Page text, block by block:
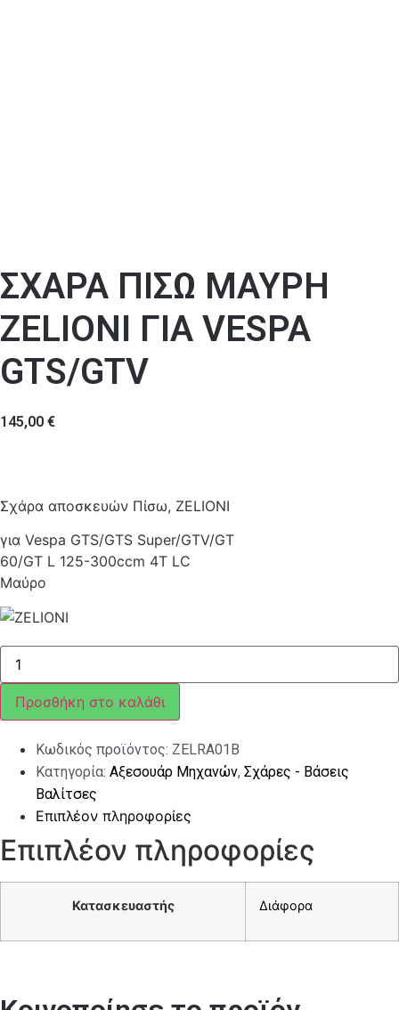
ΣΧΑΡΑ ΠΙΣΩ ΜΑΥΡΗ
ZELIONI ΓΙΑ VESPA
GTS/GTV
145,00 €
Σχάρα αποσκευών Πίσω, ZELIONI
για Vespa GTS/GTS Super/GTV/GT
60/GT L 125-300ccm 4T LC
Μαύρο
ΣΧΑΡΑ
ΠΙΣΩ
ΜΑΥΡΗ
ZELIONI
ΓΙΑ
VESPA
ποσότητα
Προσθήκη στο καλάθι
Κωδικός προϊόντος: ZELRA01B
Κατηγορία: Αξεσουάρ Μηχανών, Σχάρες - Βάσεις
Βαλίτσες
Επιπλέον πληροφορίες
Επιπλέον πληροφορίες
Κατασκευαστής Διάφορα